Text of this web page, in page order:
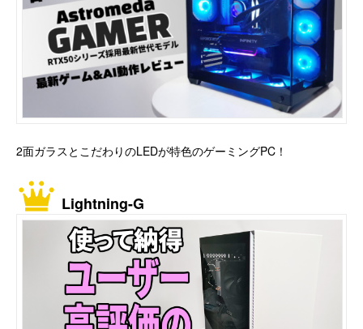
2面ガラスとこだわりのLEDが特色のゲーミングPC！
Lightning-G